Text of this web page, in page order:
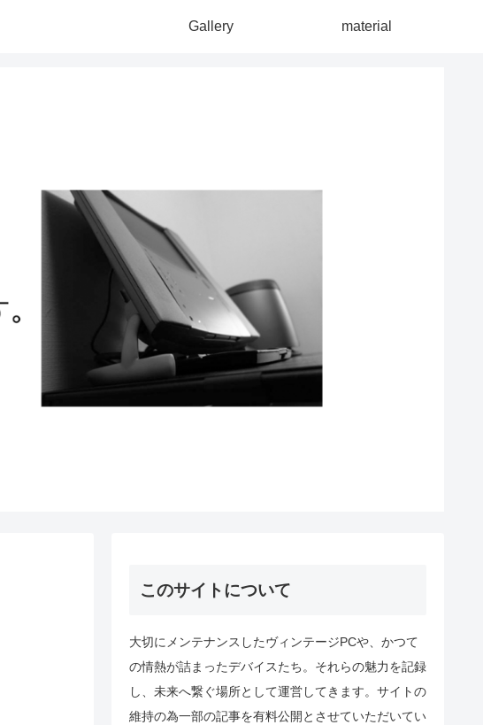
Gallery material
このサイトについて
大切にメンテナンスしたヴィンテージPCや、かつて
の情熱が詰まったデバイスたち。それらの魅力を記録
し、未来へ繋ぐ場所として運営してきます。サイトの
維持の為一部の記事を有料公開とさせていただいてい